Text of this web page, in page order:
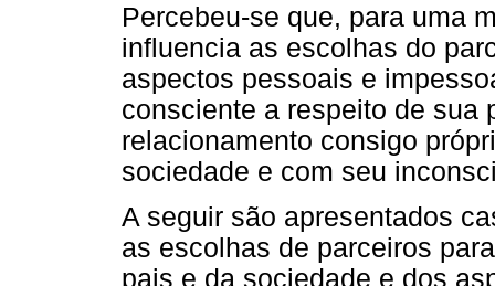
Percebeu-se que, para uma
influencia as escolhas do
aspectos pessoais e
consciente a respeito de sua
relacionamento consigo
sociedade e com seu
A seguir são apresentados
as escolhas de parceiros
pais e da sociedade e dos